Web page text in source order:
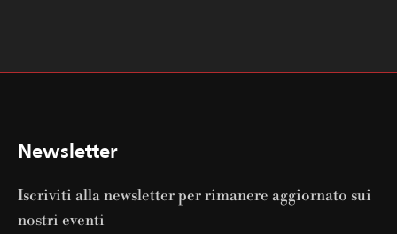
Newsletter
Iscriviti alla newsletter per rimanere aggiornato sui
nostri eventi